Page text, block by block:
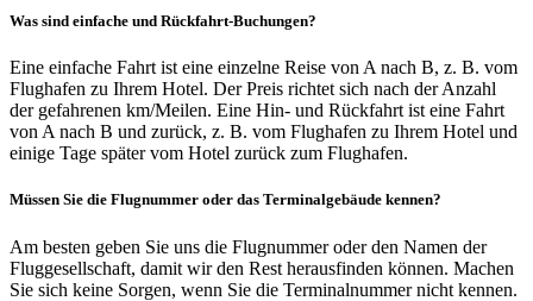
Was sind einfache und Rückfahrt-Buchungen?
Eine einfache Fahrt ist eine einzelne Reise von A nach B, z. B. vom
Flughafen zu Ihrem Hotel. Der Preis richtet sich nach der Anzahl
der gefahrenen km/Meilen. Eine Hin- und Rückfahrt ist eine Fahrt
von A nach B und zurück, z. B. vom Flughafen zu Ihrem Hotel und
einige Tage später vom Hotel zurück zum Flughafen.
Müssen Sie die Flugnummer oder das Terminalgebäude kennen?
Am besten geben Sie uns die Flugnummer oder den Namen der
Fluggesellschaft, damit wir den Rest herausfinden können. Machen
Sie sich keine Sorgen, wenn Sie die Terminalnummer nicht kennen.